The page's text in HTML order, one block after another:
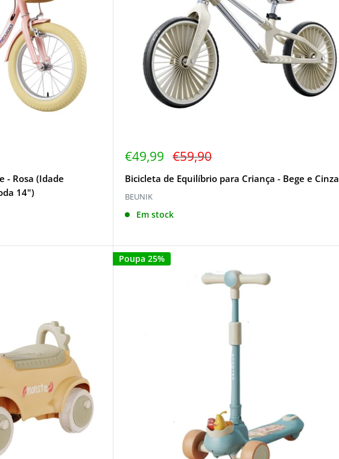
- Rosa (Idade
14")
Preço
venda
€49,99 Preço
regular
€59,90
Bicicleta de Equilíbrio para Criança - Bege e Cinza
BEUNIK
Em stock
Poupa 25%